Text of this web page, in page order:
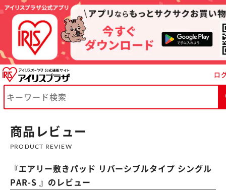
ロ
商品レビュー
PRODUCT REVIEW
『エアリー敷きパッド リバーシブルタイプ シングル
PAR-S 』のレビュー